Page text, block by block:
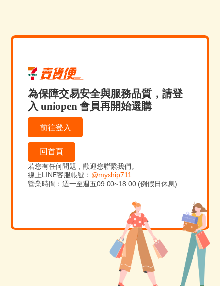
為保障交易安全與服務品質，請登
入 uniopen 會員再開始選購
前往登入
回首頁
若您有任何問題，歡迎您聯繫我們。
線上LINE客服帳號： @myship711
營業時間：週一至週五09:00~18:00 (例假日休息)